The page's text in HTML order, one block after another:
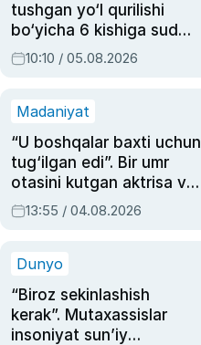
tushgan yo‘l qurilishi
bo‘yicha 6 kishiga sud
hukmi o‘qildi
10:10 / 05.08.2026
Madaniyat
“U boshqalar baxti uchun
tug‘ilgan edi”. Bir umr
otasini kutgan aktrisa va
dublyaj ustasi Rimma
Ahmedovaning
13:55 / 04.08.2026
Dunyo
“Biroz sekinlashish
kerak”. Mutaxassislar
insoniyat sun’iy